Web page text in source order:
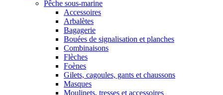
Pêche sous-marine
Accessoires
Arbalètes
Bagagerie
Bouées de signalisation et planches
Combinaisons
Flèches
Foènes
Gilets, cagoules, gants et chaussons
Masques
Moulinets, tresses et accessoires